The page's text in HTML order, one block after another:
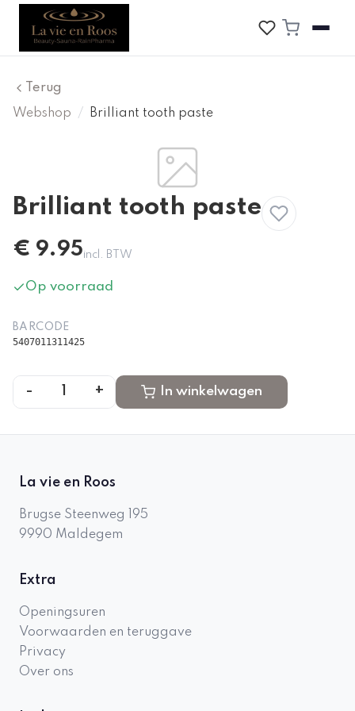
Terug
Webshop
/ Brilliant tooth paste
Brilliant tooth paste
€ 9.95incl. BTW
Op voorraad
BARCODE
5407011311425
- + In winkelwagen
La vie en Roos
Brugse Steenweg 195
9990 Maldegem
Extra
Openingsuren
Voorwaarden en teruggave
Privacy
Over ons